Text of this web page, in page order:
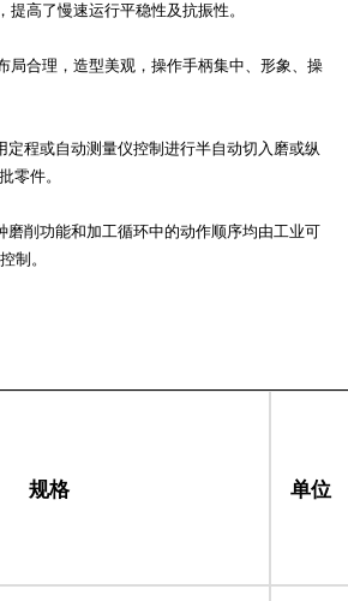
高了慢速运行平稳性及抗振性。
局合理，造型美观，操作手柄集中、形象、操
程或自动测量仪控制进行半自动切入磨或纵
零件。
削功能和加工循环中的动作顺序均由工业可
制。
规格 单位